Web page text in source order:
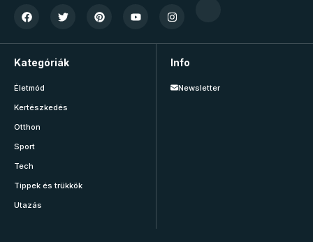
Kategóriák
Életmód
Kertészkedés
Otthon
Sport
Tech
Tippek és trükkök
Utazás
Info
Newsletter